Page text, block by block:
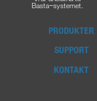
Basta−systemet.
PRODUKTER
SUPPORT
KONTAKT